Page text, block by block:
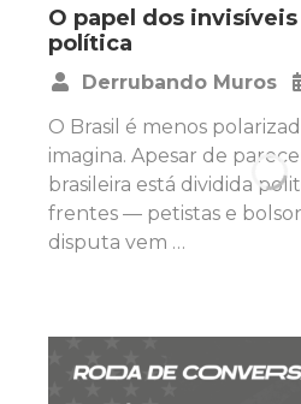
O papel dos
política
Derrubando Muros
O Brasil é menos
imagina. Apesar de
brasileira está dividida
frentes — petistas e
disputa vem …